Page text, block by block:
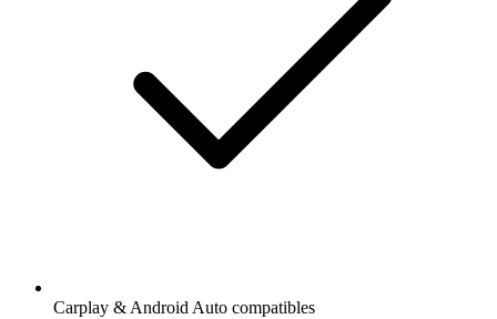
Carplay & Android Auto compatibles